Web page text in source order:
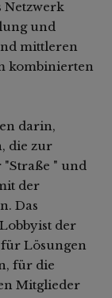
Netzwerk
und
mittleren
kombinierten
darin,
die zur
" und
der
Das
der
Lösungen
für die
Mitglieder